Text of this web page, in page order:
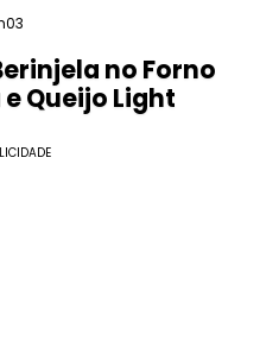
no Forno
Queijo Light